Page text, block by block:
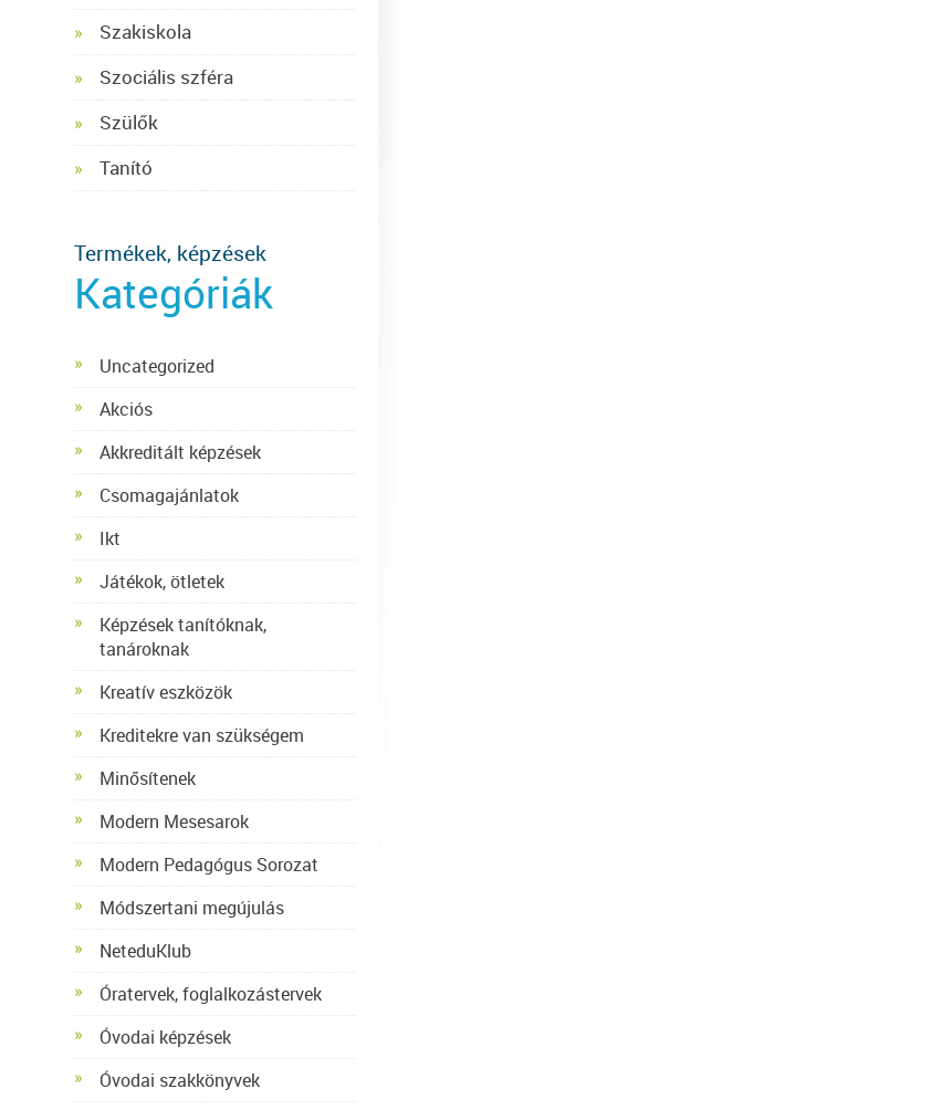
Szakiskola
Szociális szféra
Szülők
Tanító
Termékek, képzések
Kategóriák
Uncategorized
Akciós
Akkreditált képzések
Csomagajánlatok
Ikt
Játékok, ötletek
Képzések tanítóknak,
tanároknak
Kreatív eszközök
Kreditekre van szükségem
Minősítenek
Modern Mesesarok
Modern Pedagógus Sorozat
Módszertani megújulás
NeteduKlub
Óratervek, foglalkozástervek
Óvodai képzések
Óvodai szakkönyvek